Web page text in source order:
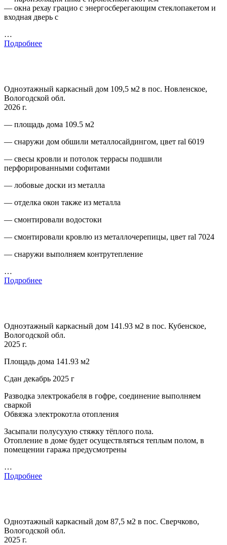
— окна рехау грацио с энергосберегающим стеклопакетом и
входная дверь с
…
Подробнее
Одноэтажный каркасный дом 109,5 м2 в пос. Новленское,
Вологодской обл.
2026 г.
— площадь дома 109.5 м2
— снаружи дом обшили металлосайдингом, цвет ral 6019
— свесы кровли и потолок террасы подшили
перфорированными софитами
— лобовые доски из металла
— отделка окон также из металла
— смонтировали водостоки
— смонтировали кровлю из металлочерепицы, цвет ral 7024
— снаружи выполняем контрутепление
…
Подробнее
Одноэтажный каркасный дом 141.93 м2 в пос. Кубенское,
Вологодской обл.
2025 г.
Площадь дома 141.93 м2
Сдан декабрь 2025 г
Разводка электрокабеля в гофре, соединение выполняем
сваркой
Обвязка электрокотла отопления
Засыпали полусухую стяжку тёплого пола.
Отопление в доме будет осуществляться теплым полом, в
помещении гаража предусмотрены
…
Подробнее
Одноэтажный каркасный дом 87,5 м2 в пос. Сверчково,
Вологодской обл.
2025 г.